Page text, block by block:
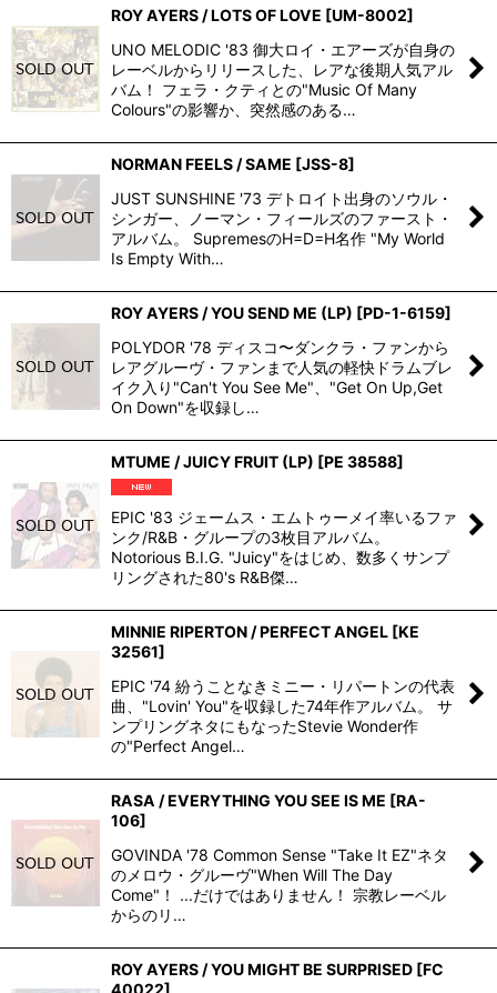
ROY AYERS / LOTS OF LOVE [UM-8002]
UNO MELODIC '83 御大ロイ・エアーズが自身の
レーベルからリリースした、レアな後期人気アル
バム！ フェラ・クティとの"Music Of Many
Colours"の影響か、突然感のある…
NORMAN FEELS / SAME [JSS-8]
JUST SUNSHINE '73 デトロイト出身のソウル・
シンガー、ノーマン・フィールズのファースト・
アルバム。 SupremesのH=D=H名作 "My World
Is Empty With…
ROY AYERS / YOU SEND ME (LP) [PD-1-6159]
POLYDOR '78 ディスコ〜ダンクラ・ファンから
レアグルーヴ・ファンまで人気の軽快ドラムブレ
イク入り"Can't You See Me"、"Get On Up,Get
On Down"を収録し…
MTUME / JUICY FRUIT (LP) [PE 38588]
EPIC '83 ジェームス・エムトゥーメイ率いるファ
ンク/R&B・グループの3枚目アルバム。
Notorious B.I.G. "Juicy"をはじめ、数多くサンプ
リングされた80's R&B傑…
MINNIE RIPERTON / PERFECT ANGEL [KE
32561]
EPIC '74 紛うことなきミニー・リパートンの代表
曲、"Lovin' You"を収録した74年作アルバム。 サ
ンプリングネタにもなったStevie Wonder作
の"Perfect Angel…
RASA / EVERYTHING YOU SEE IS ME [RA-
106]
GOVINDA '78 Common Sense "Take It EZ"ネタ
のメロウ・グルーヴ"When Will The Day
Come"！ ...だけではありません！ 宗教レーベル
からのリ…
ROY AYERS / YOU MIGHT BE SURPRISED [FC
40022]